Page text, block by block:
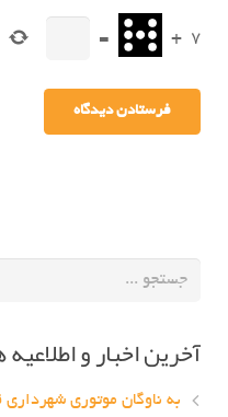
7
+
=
آخرین اخبار و اطلاعیه
به ناوگان موتوری شهرداری